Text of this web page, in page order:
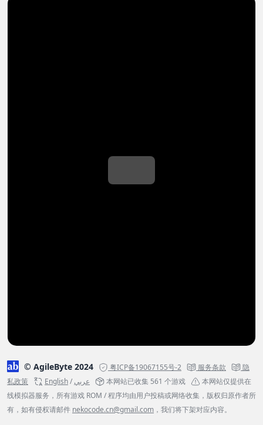
© AgileByte 2024 粤ICP备19067155号-2 服务条款
隐
私政策
English/عربي 本网站已收集 561 个游戏
本网站仅提供在
线模拟器服务，所有游戏 ROM / 程序均由用户投稿或网络收集，版权归原作者所
有，如有侵权请邮件 nekocode.cn@gmail.com ，我们将下架对应内容。